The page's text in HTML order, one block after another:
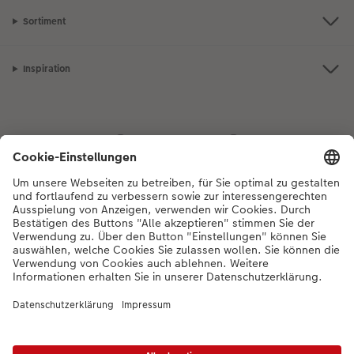
Sortiment
Inspiration
Bei Fragen zu Produkten oder der Bestellung können Sie uns gerne von
Montag bis Samstag von 8:00 – 20:00 Uhr und Sonntag von 10:00 –
20:00 Uhr (gesetzliche Feiertage ausgenommen) unter der
Telefonnummer044 499 01 21kontaktieren.
DE| FR|IT
PreislisteDas abgebildete Produkt hat ggfs. einen höheren Preis.